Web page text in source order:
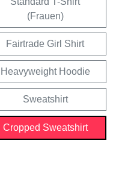
(Frauen)
Fairtrade Girl Shirt
Heavyweight Hoodie
Sweatshirt
Cropped Sweatshirt